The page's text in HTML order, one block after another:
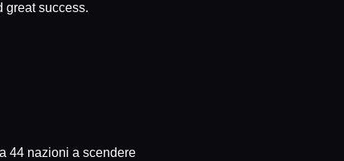
great success.
44 nazioni a scendere